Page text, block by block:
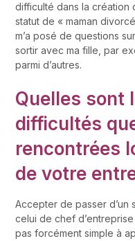
difficulté dans la création
statut de « maman
m’a posé de questions
sortir avec ma fille, par
parmi d’autres.
Quelles sont
difficultés
rencontrées
de votre
Accepter de passer d’un
celui de chef d’entreprise
pas forcément simple à